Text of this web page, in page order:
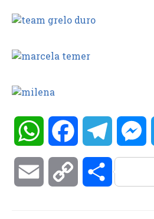
WhatsAppFacebook
Email Copy